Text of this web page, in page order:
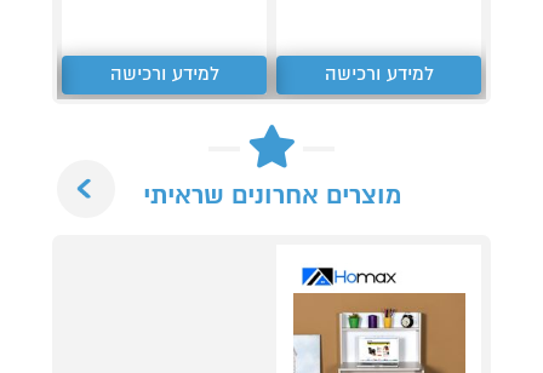
למידע ורכישה למידע ורכישה
מוצרים אחרונים שראיתי